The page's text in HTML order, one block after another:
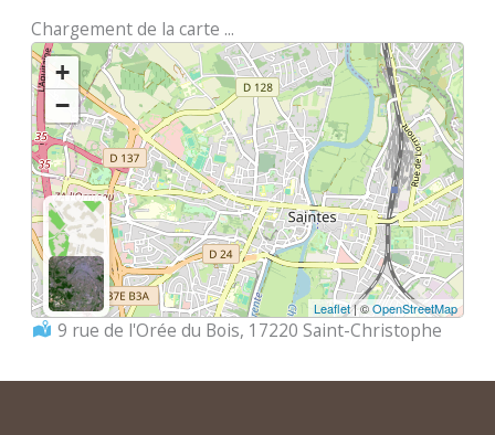
Chargement de la carte ...
+
−
Leaflet| ©OpenStreetMap
Localisation :
9 rue de l'Orée du Bois, 17220 Saint-Christophe